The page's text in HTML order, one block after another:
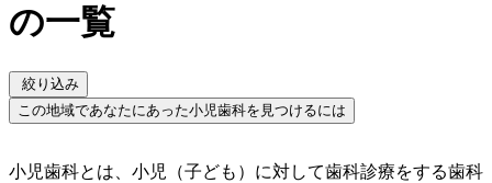
の一覧
絞り込み
この地域であなたにあった小児歯科を見つけるには
小児歯科とは、小児（子ども）に対して歯科診療をする歯科